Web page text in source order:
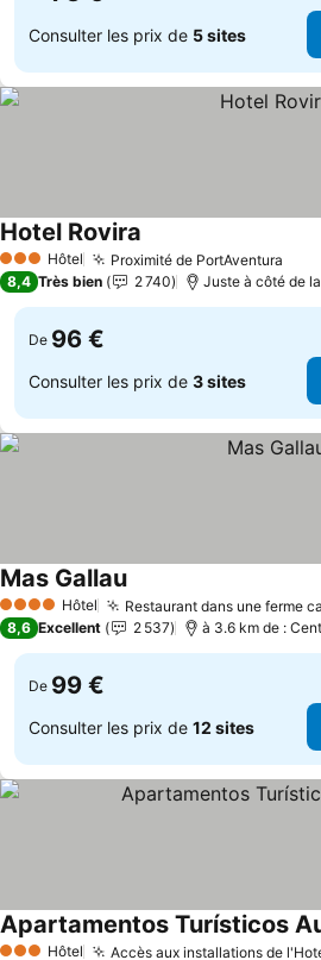
Consulter les prix de 5 sites
3 ÉtoilesHôtel Proximité de PortAventura
Hotel Rovira
8,4 Très bien 2 740 Juste à côté de
De 96 €
Consulter les prix de 3 sites
4 Étoiles Hôtel Restaurant dans une ferme
Mas GallauConsulter les prix
8,6 Excellent 2 537 à 3.6 km de :
De 99 €
Consulter les prix de 12 sites
Hôtel Accès aux installations de
Apartamentos Turísticos